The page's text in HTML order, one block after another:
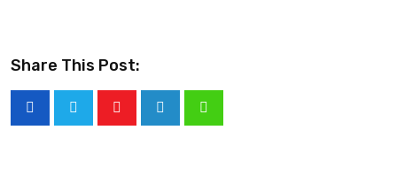
Share This Post: